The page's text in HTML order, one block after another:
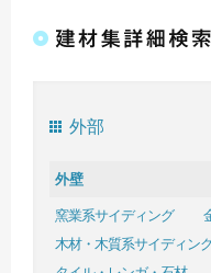
外部
外壁
窯業系サイディング
木材・木質系サイディン